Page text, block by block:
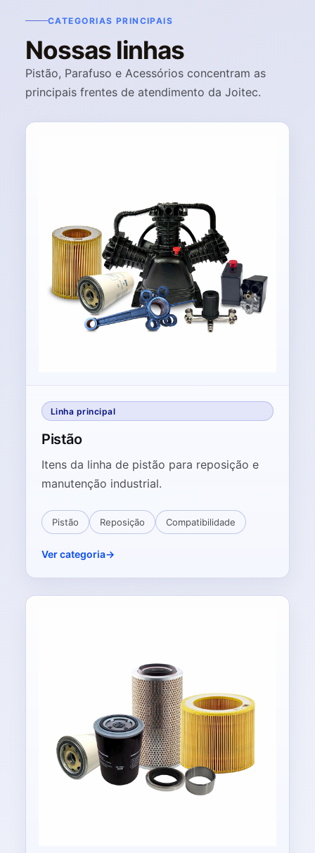
CATEGORIAS PRINCIPAIS
Nossas linhas
Pistão, Parafuso e Acessórios concentram as
principais frentes de atendimento da Joitec.
Linha principal
Pistão
Itens da linha de pistão para reposição e
manutenção industrial.
Pistão Reposição Compatibilidade
Ver categoria